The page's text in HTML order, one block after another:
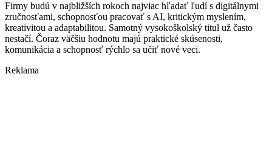
Firmy budú v najbližších rokoch najviac hľadať ľudí s digitálnymi
zručnosťami, schopnosťou pracovať s AI, kritickým myslením,
kreativitou a adaptabilitou. Samotný vysokoškolský titul už často
nestačí. Čoraz väčšiu hodnotu majú praktické skúsenosti,
komunikácia a schopnosť rýchlo sa učiť nové veci.
Reklama